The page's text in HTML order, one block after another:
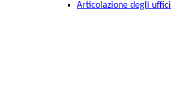
Articolazione degli uffici